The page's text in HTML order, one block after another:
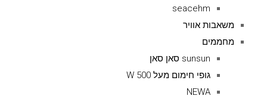
seacehm
משאבות אוויר
מחממים
sunsun סאן סאן
גופי חימום מעל 500 W
NEWA